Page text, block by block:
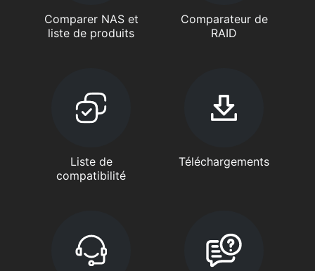
Comparer NAS et
liste de produits
Comparateur de
RAID
Liste de
compatibilité
Téléchargements